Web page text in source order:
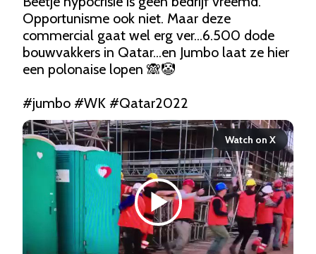
Opportunisme ook niet. Maar deze
commercial gaat wel erg ver...6.500 dode
bouwvakkers in Qatar...en Jumbo laat ze hier
een polonaise lopen 🙈🤡
#jumbo #WK #Qatar2022
Watch on X